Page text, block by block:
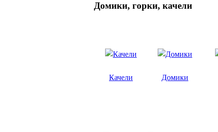
Домики, горки, качели
Качели Домики